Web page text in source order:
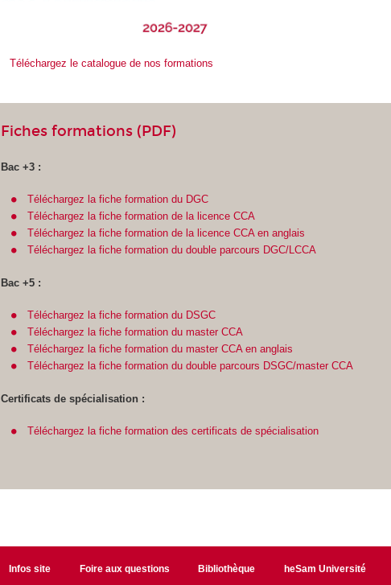
Téléchargez le catalogue de nos formations
Fiches formations (PDF)
Bac +3 :
Téléchargez la fiche formation du DGC
Téléchargez la fiche formation de la licence CCA
Téléchargez la fiche formation de la licence CCA en anglais
Téléchargez la fiche formation du double parcours DGC/LCCA
Bac +5 :
Téléchargez la fiche formation du DSGC
Téléchargez la fiche formation du master CCA
Téléchargez la fiche formation du master CCA en anglais
Téléchargez la fiche formation du double parcours DSGC/master CCA
Certificats de spécialisation :
Téléchargez la fiche formation des certificats de spécialisation
Infos site Foire aux questions Bibliothèque heSam Université